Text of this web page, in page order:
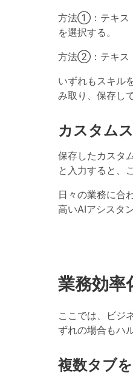
方法① ：テキ
を選択する。
方法② ：テキ
いずれもスキル
み取り、保存し
カスタム
保存したカスタ
と入力すると、
日々の業務に合
高いAIアシスタ
業務効率
ここでは、ビジ
ずれの場合もハ
複数タブ